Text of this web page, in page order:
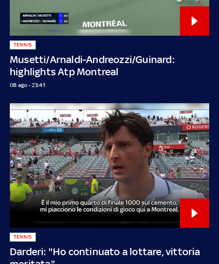
Musetti/Arnaldi-Andreozzi/Guinard:
highlights Atp Montreal
TENNIS
08 ago - 23:41
Darderi: "Ho continuato a lottare, vittoria
TENNIS